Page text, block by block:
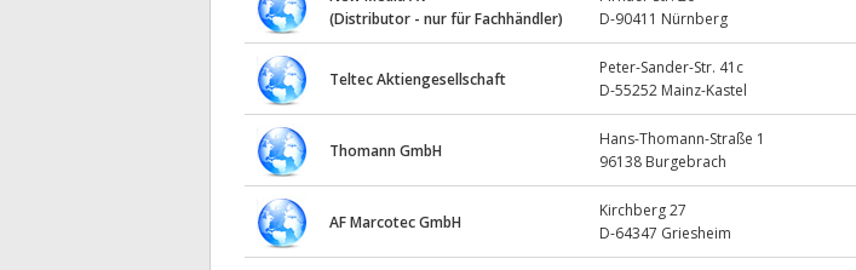
(Distributor - nur für Fachhändler)
D-90411 Nürnberg
Teltec Aktiengesellschaft
Peter-Sander-Str. 41c
D-55252 Mainz-Kastel
Thomann GmbH
Hans-Thomann-Straße 1
96138 Burgebrach
AF Marcotec GmbH
Kirchberg 27
D-64347 Griesheim